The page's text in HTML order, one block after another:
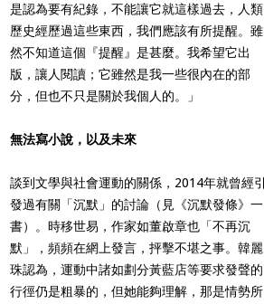
是認為要有紀錄，不能讓它就這樣過去，人類
歷史經歷過這些東西，我們應該有所提醒。雖
然不知道這個『提醒』是甚麼。我希望它出
版，讓人閱讀；它雖然是我一些很內在的部
分，但也不只是關於我個人的。」
無法寫小說，以及未來
談到文學與社會運動的關係，2014年就曾經引
發過有關「沉默」的討論（見《沉默發條》一
書）。時移世易，作家如董啟章也「不再沉
默」，頻頻在網上發言，抨擊不堪之事。韓麗
珠認為，運動中諸如劃分黃藍店等要求發聲的
行徑仍是粗暴的，但她能夠理解，那是情勢所